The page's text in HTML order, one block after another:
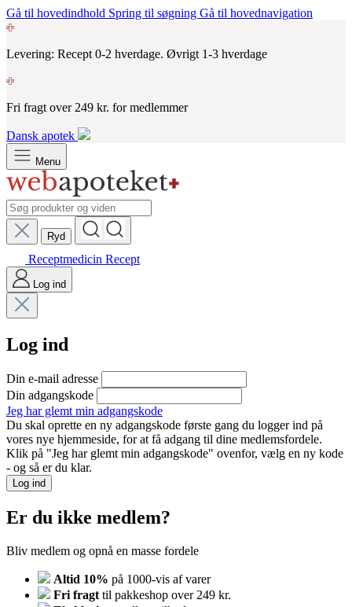
Gå til hovedindhold Spring til søgning Gå til hovednavigation
Levering: Recept 0-2 hverdage. Øvrigt 1-3 hverdage
Fri fragt over 249 kr. for medlemmer
Dansk apotek
Menu
Ryd
Receptmedicin Recept
Log ind
Log ind
Din e-mail adresse
Din adgangskode
Jeg har glemt min adgangskode
Du skal oprette en ny adgangskode første gang du logger ind på
vores nye hjemmeside, for at få adgang til dine medlemsfordele.
Klik på "Jeg har glemt min adgangskode" ovenfor, vælg en ny kode
- og så er du klar.
Log ind
Er du ikke medlem?
Bliv medlem og opnå en masse fordele
Altid 10% på 1000-vis af varer
Fri fragt til pakkeshop over 249 kr.